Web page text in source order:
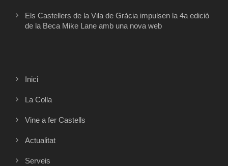
Els Castellers de la Vila de Gràcia impulsen la 4a edició
de la Beca Mike Lane amb una nova web
Inici
La Colla
Vine a fer Castells
Actualitat
Serveis